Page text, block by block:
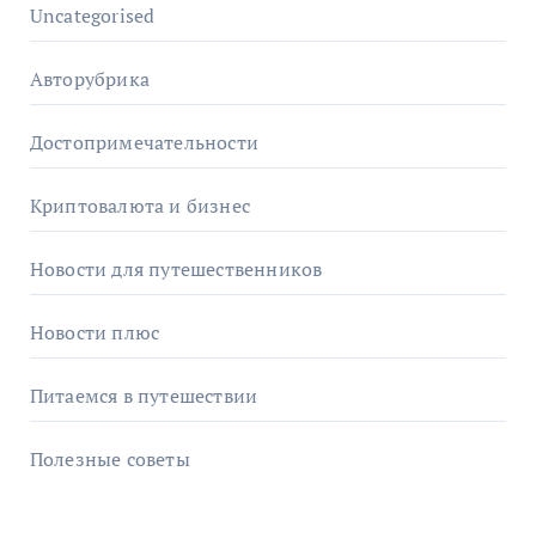
Uncategorised
Авторубрика
Достопримечательности
Криптовалюта и бизнес
Новости для путешественников
Новости плюс
Питаемся в путешествии
Полезные советы